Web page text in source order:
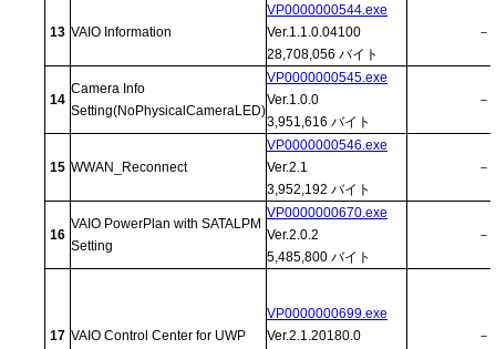
13 VAIO Information
VP0000000544.exe
Ver.1.1.0.04100
28,708,056 バイト
－
14
Camera Info
Setting(NoPhysicalCameraLED)
VP0000000545.exe
Ver.1.0.0
3,951,616 バイト
－
15 WWAN_Reconnect
VP0000000546.exe
Ver.2.1
3,952,192 バイト
－
16
VAIO PowerPlan with SATALPM
Setting
VP0000000670.exe
Ver.2.0.2
5,485,800 バイト
－
17 VAIO Control Center for UWP
VP0000000699.exe
Ver.2.1.20180.0
－